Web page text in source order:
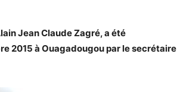
Jean Claude Zagré, a été
2015 à Ouagadougou par le secrétaire